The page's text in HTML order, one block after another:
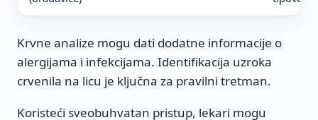
Krvne analize mogu dati dodatne informacije o
alergijama i infekcijama. Identifikacija uzroka
crvenila na licu je ključna za pravilni tretman.
Koristeći sveobuhvatan pristup, lekari mogu